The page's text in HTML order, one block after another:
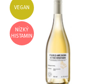
VEGAN
NÍZKÝ
HISTAMIN